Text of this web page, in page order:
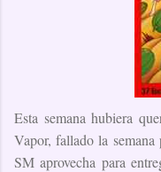
Esta semana hubiera
Vapor, fallado la
SM aprovecha para